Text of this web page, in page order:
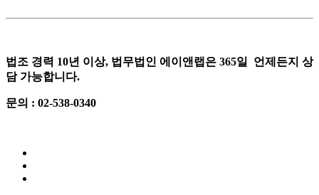
법조 경력 10년 이상, 법무법인 에이앤랩은 365일 언제든지 상
담 가능합니다.
문의 : 02-538-0340